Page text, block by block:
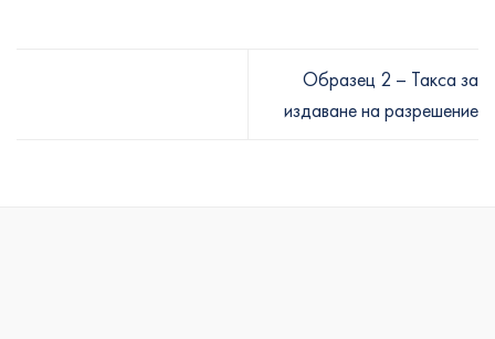
Образец 2 – Такса за
издаване на разрешение